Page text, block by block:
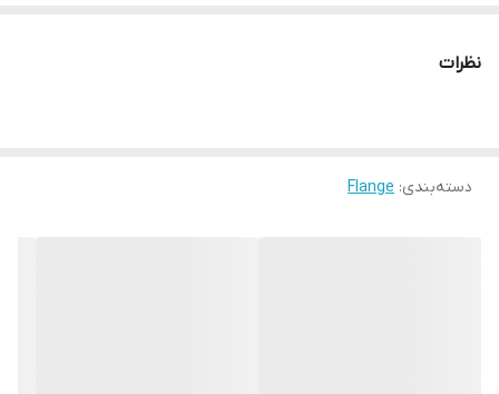
نظرات
دسته‌بندی:
Flange